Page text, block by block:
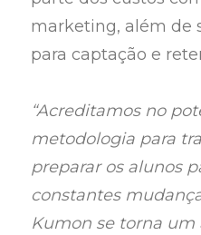
marketing, além de
para captação e
“Acreditamos no
metodologia para
preparar os alunos
constantes
Kumon se torna um